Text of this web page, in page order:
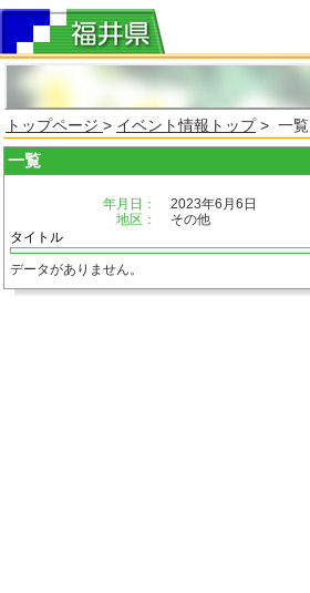
トップページ > イベント情報トップ> 一覧
一覧
年月日：
2023年6月6日
地区：
その他
タイトル
データがありません。